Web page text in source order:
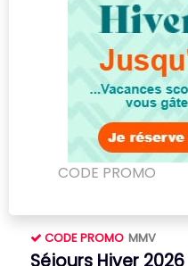
CODE PROMO
CODE PROMO MMV
Séjours Hiver